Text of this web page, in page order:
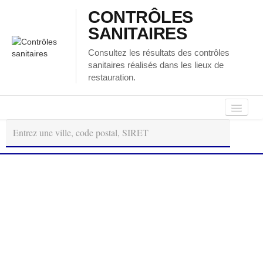
CONTRÔLES
SANITAIRES
Consultez les résultats des contrôles
sanitaires réalisés dans les lieux de
restauration.
Autour
de
moi
Régions